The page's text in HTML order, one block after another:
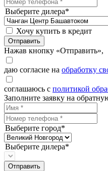
Выберите дилера*
Хочу купить в кредит
Отправить
Нажав кнопку «Отправить»,
даю согласие на обработку
соглашаюсь с политикой
Заполните заявку на
Выберите город*
Выберите дилера*
Отправить